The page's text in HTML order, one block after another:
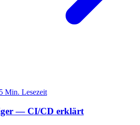
5 Min. Lesezeit
— CI/CD erklärt